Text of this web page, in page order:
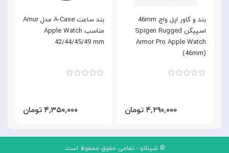
بند ساعت A-Case مدل Amur
مناسب Apple Watch
42/44/45/49 mm
۴,۳۵۰,۰۰۰ تومان
بند و کاور اپل واچ 46mm
اسپیگن Spigen Rugged
Armor Pro Apple Watch
(46mm)
۴,۲۹۰,۰۰۰ تومان
© شیناتو - تمامی حقوق محفوظ است.